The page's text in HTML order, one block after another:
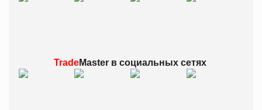
TradeMaster всоциальных сетях